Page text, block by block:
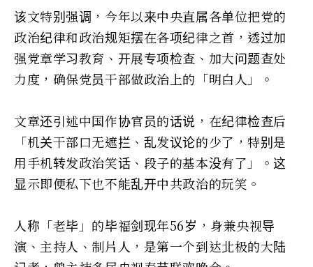
该文特别强调，今年以来中央直属各单位把党的
政治纪律和政治规矩摆在各项纪律之首，透过加
强党章学习教育、开展专项检查、加大问题查处
力度，确保党员干部做政治上的「明白人」。
文章还引述中国作协官员的话说，在纪律检查后
「机关干部口无遮拦、乱发议论的少了，特别是
用手机转发政治笑话、段子的基本没有了」。这
显示即便私下也不能乱开中共政治的玩笑。
人称「老毕」的毕福剑现年56岁，身兼央视导
演、主持人、制片人，是第一个到达北极的大陆